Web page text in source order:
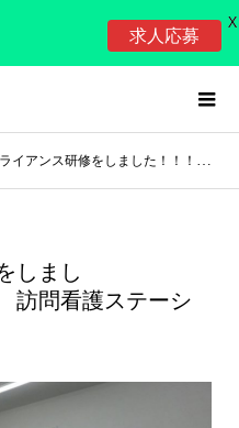
ンス研修をしました！！！ 訪問看護ステーションビブレ
しまし
護ステーシ
求人応募
X